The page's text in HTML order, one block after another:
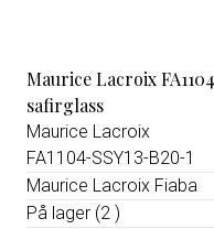
Maurice Lacroix
safirglass
Maurice Lacroix
FA1104-SSY13-B20-1
Maurice Lacroix Fiaba
På lager (2 )